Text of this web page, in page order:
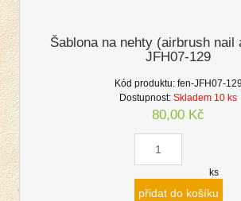
Šablona na nehty (airbrush nail
JFH07-129
Kód produktu: fen-JFH07-129
Dostupnost: Skladem 10 ks
80,00 Kč
ks
přidat do košíku